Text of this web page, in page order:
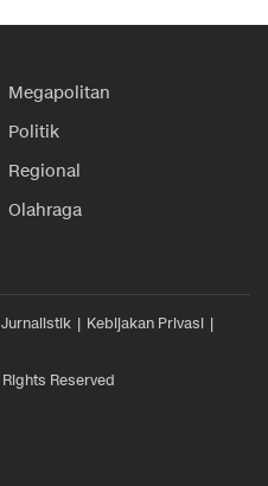
Megapolitan
Politik
Regional
Olahraga
Kebijakan Privasi
Reserved